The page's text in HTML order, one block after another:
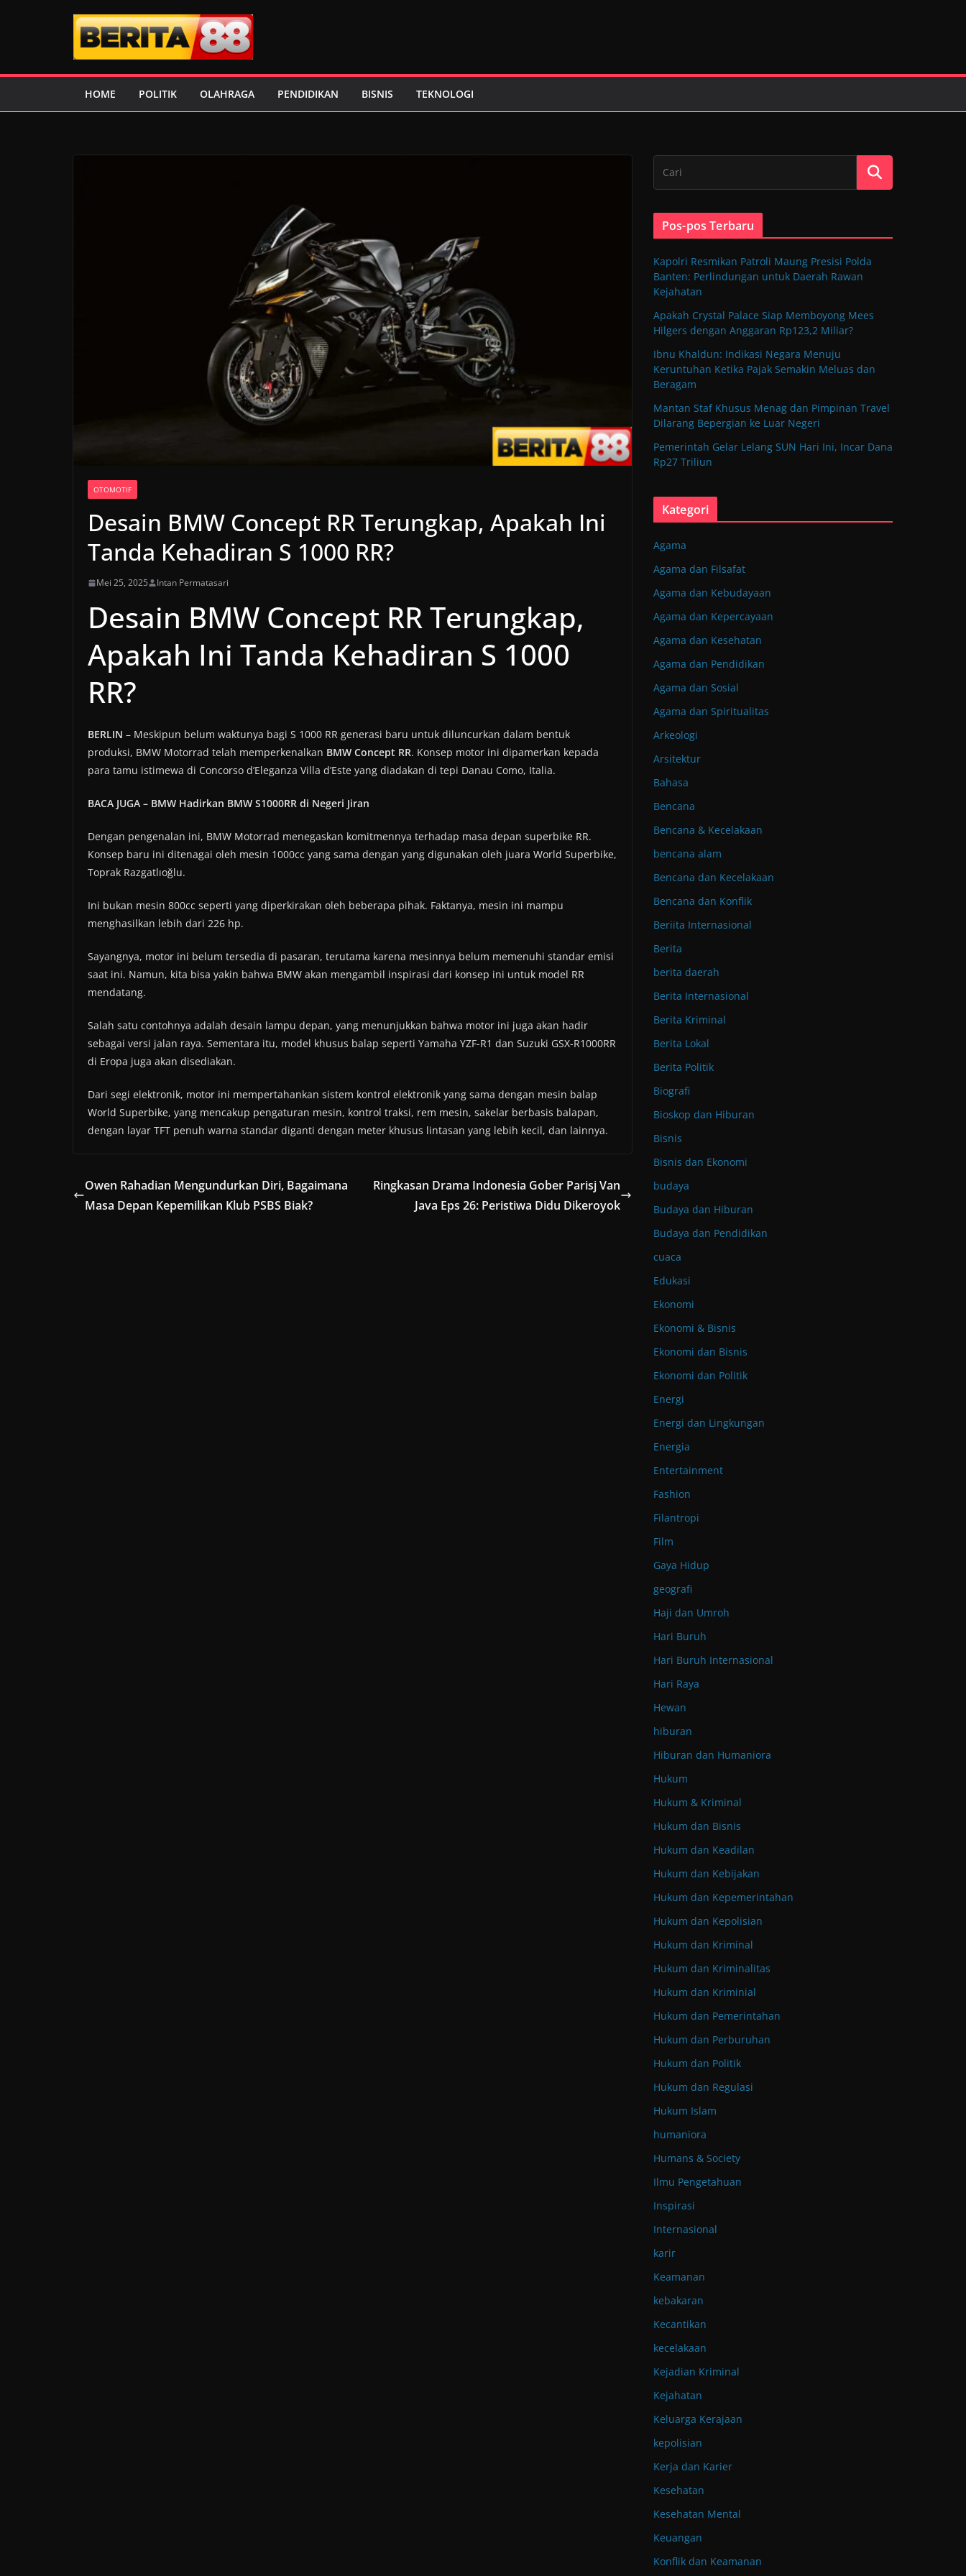
HOME POLITIK OLAHRAGA PENDIDIKAN BISNIS TEKNOLOGI
OTOMOTIF
Desain BMW Concept RR Terungkap, Apakah Ini
Tanda Kehadiran S 1000 RR?
Mei 25, 2025 Intan Permatasari
Desain BMW Concept RR Terungkap,
Apakah Ini Tanda Kehadiran S 1000
RR?
BERLIN – Meskipun belum waktunya bagi S 1000 RR generasi baru untuk diluncurkan dalam bentuk
produksi, BMW Motorrad telah memperkenalkan BMW Concept RR. Konsep motor ini dipamerkan kepada
para tamu istimewa di Concorso d’Eleganza Villa d’Este yang diadakan di tepi Danau Como, Italia.
BACA JUGA – BMW Hadirkan BMW S1000RR di Negeri Jiran
Dengan pengenalan ini, BMW Motorrad menegaskan komitmennya terhadap masa depan superbike RR.
Konsep baru ini ditenagai oleh mesin 1000cc yang sama dengan yang digunakan oleh juara World Superbike,
Toprak Razgatlıoğlu.
Ini bukan mesin 800cc seperti yang diperkirakan oleh beberapa pihak. Faktanya, mesin ini mampu
menghasilkan lebih dari 226 hp.
Sayangnya, motor ini belum tersedia di pasaran, terutama karena mesinnya belum memenuhi standar emisi
saat ini. Namun, kita bisa yakin bahwa BMW akan mengambil inspirasi dari konsep ini untuk model RR
mendatang.
Salah satu contohnya adalah desain lampu depan, yang menunjukkan bahwa motor ini juga akan hadir
sebagai versi jalan raya. Sementara itu, model khusus balap seperti Yamaha YZF-R1 dan Suzuki GSX-R1000RR
di Eropa juga akan disediakan.
Dari segi elektronik, motor ini mempertahankan sistem kontrol elektronik yang sama dengan mesin balap
World Superbike, yang mencakup pengaturan mesin, kontrol traksi, rem mesin, sakelar berbasis balapan,
dengan layar TFT penuh warna standar diganti dengan meter khusus lintasan yang lebih kecil, dan lainnya.
Owen Rahadian Mengundurkan Diri, Bagaimana
Masa Depan Kepemilikan Klub PSBS Biak?
Ringkasan Drama Indonesia Gober Parisj Van
Java Eps 26: Peristiwa Didu Dikeroyok
Pos-pos Terbaru
Kapolri Resmikan Patroli Maung Presisi Polda
Banten: Perlindungan untuk Daerah Rawan
Kejahatan
Apakah Crystal Palace Siap Memboyong Mees
Hilgers dengan Anggaran Rp123,2 Miliar?
Ibnu Khaldun: Indikasi Negara Menuju
Keruntuhan Ketika Pajak Semakin Meluas dan
Beragam
Mantan Staf Khusus Menag dan Pimpinan Travel
Dilarang Bepergian ke Luar Negeri
Pemerintah Gelar Lelang SUN Hari Ini, Incar Dana
Rp27 Triliun
Kategori
Agama
Agama dan Filsafat
Agama dan Kebudayaan
Agama dan Kepercayaan
Agama dan Kesehatan
Agama dan Pendidikan
Agama dan Sosial
Agama dan Spiritualitas
Arkeologi
Arsitektur
Bahasa
Bencana
Bencana & Kecelakaan
bencana alam
Bencana dan Kecelakaan
Bencana dan Konflik
Beriita Internasional
Berita
berita daerah
Berita Internasional
Berita Kriminal
Berita Lokal
Berita Politik
Biografi
Bioskop dan Hiburan
Bisnis
Bisnis dan Ekonomi
budaya
Budaya dan Hiburan
Budaya dan Pendidikan
cuaca
Edukasi
Ekonomi
Ekonomi & Bisnis
Ekonomi dan Bisnis
Ekonomi dan Politik
Energi
Energi dan Lingkungan
Energia
Entertainment
Fashion
Filantropi
Film
Gaya Hidup
geografi
Haji dan Umroh
Hari Buruh
Hari Buruh Internasional
Hari Raya
Hewan
hiburan
Hiburan dan Humaniora
Hukum
Hukum & Kriminal
Hukum dan Bisnis
Hukum dan Keadilan
Hukum dan Kebijakan
Hukum dan Kepemerintahan
Hukum dan Kepolisian
Hukum dan Kriminal
Hukum dan Kriminalitas
Hukum dan Kriminial
Hukum dan Pemerintahan
Hukum dan Perburuhan
Hukum dan Politik
Hukum dan Regulasi
Hukum Islam
humaniora
Humans & Society
Ilmu Pengetahuan
Inspirasi
Internasional
karir
Keamanan
kebakaran
Kecantikan
kecelakaan
Kejadian Kriminal
Kejahatan
Keluarga Kerajaan
kepolisian
Kerja dan Karier
Kesehatan
Kesehatan Mental
Keuangan
Konflik dan Keamanan